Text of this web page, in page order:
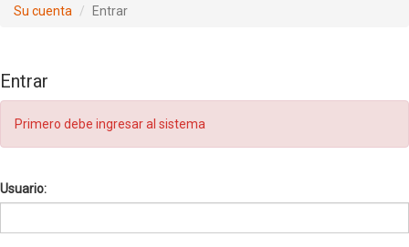
Su cuenta Entrar
Entrar
Primero debe ingresar al sistema
Usuario: